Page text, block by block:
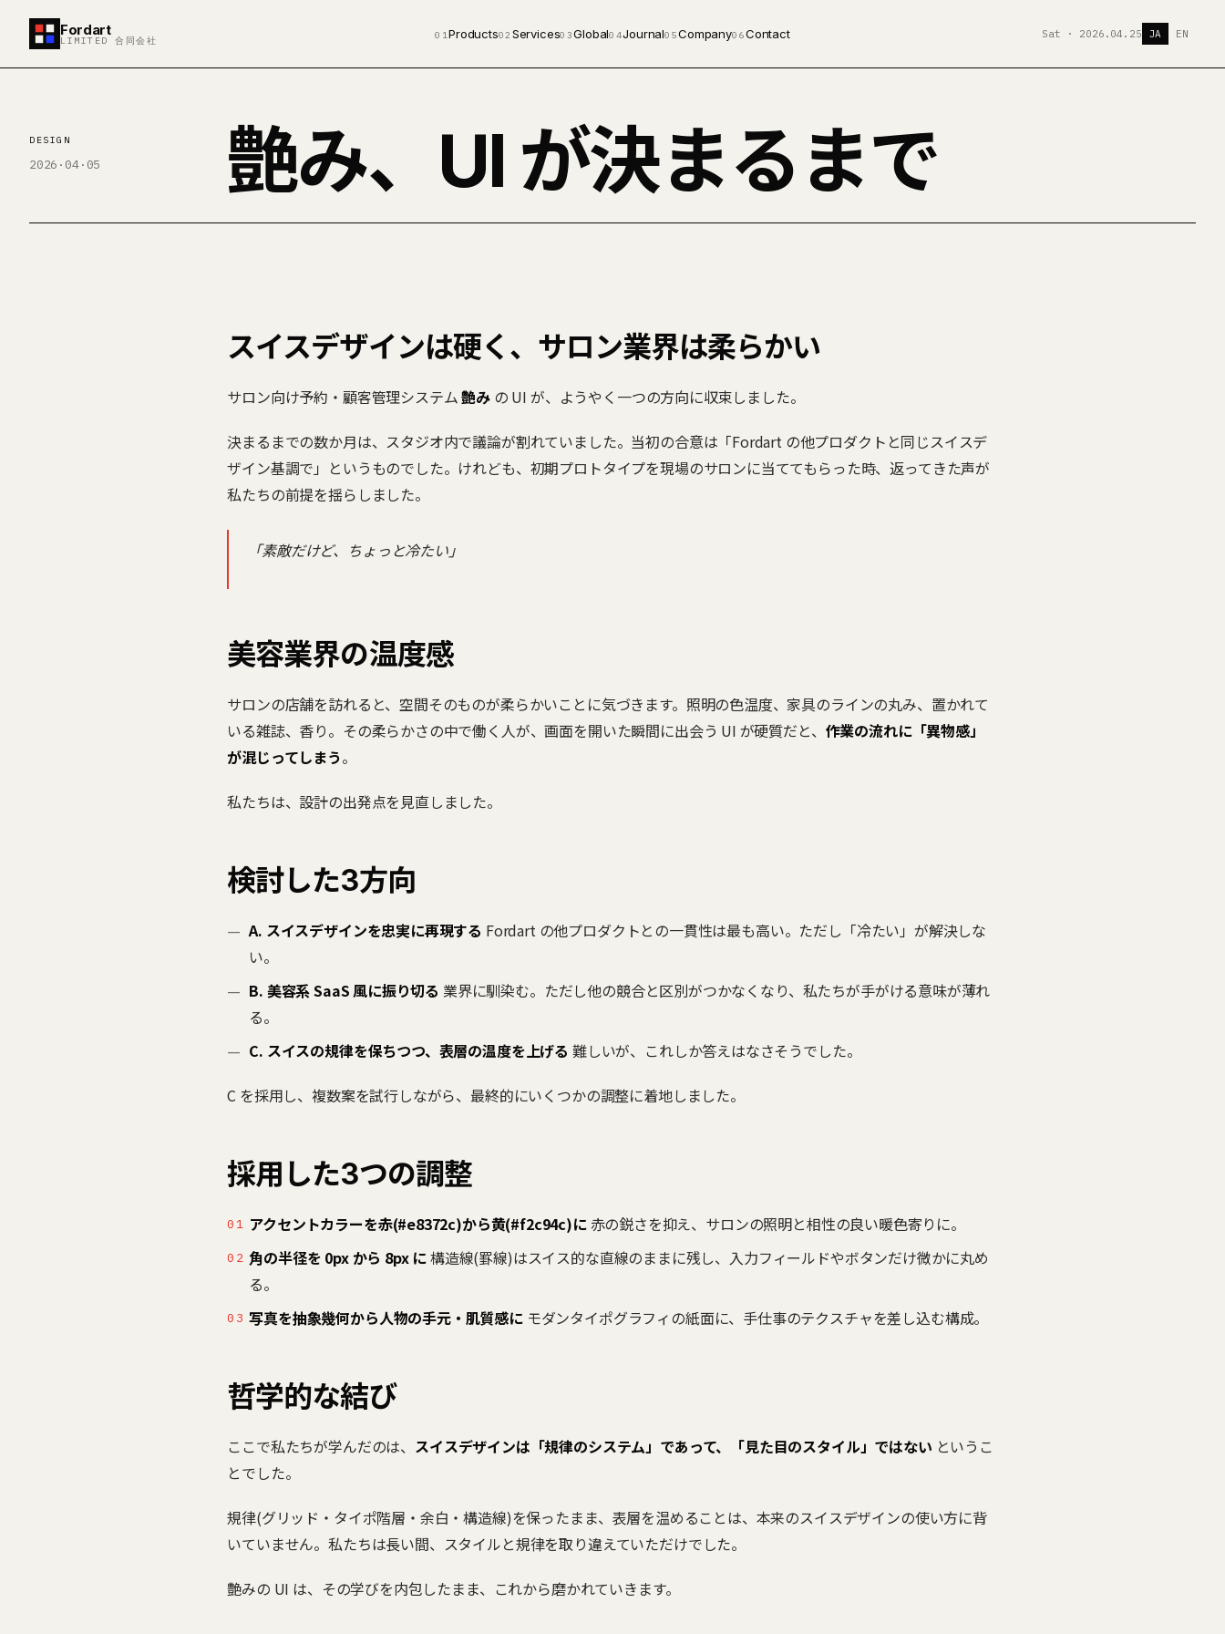
Fordart
LIMITED 合同会社 01 Products02 Services03Global04Journal05Company06Contact Sat · 2026.04.25 JA EN
DESIGN
2026·04·05 艶み、UI が決まるまで
スイスデザインは硬く、サロン業界は柔らかい
サロン向け予約・顧客管理システム艶みの UI が、ようやく一つの方向に収束しました。
決まるまでの数か月は、スタジオ内で議論が割れていました。当初の合意は「Fordart の他プロダクトと同じスイスデ
ザイン基調で」というものでした。けれども、初期プロトタイプを現場のサロンに当ててもらった時、返ってきた声が
私たちの前提を揺らしました。
「素敵だけど、ちょっと冷たい」
美容業界の温度感
サロンの店舗を訪れると、空間そのものが柔らかいことに気づきます。照明の色温度、家具のラインの丸み、置かれて
いる雑誌、香り。その柔らかさの中で働く人が、画面を開いた瞬間に出会う UI が硬質だと、 作業の流れに「異物感」
が混じってしまう。
私たちは、設計の出発点を見直しました。
検討した3方向
A. スイスデザインを忠実に再現する Fordart の他プロダクトとの一貫性は最も高い。ただし「冷たい」が解決しな
い。
B. 美容系 SaaS 風に振り切る 業界に馴染む。ただし他の競合と区別がつかなくなり、私たちが手がける意味が薄れ
る。
C. スイスの規律を保ちつつ、表層の温度を上げる 難しいが、これしか答えはなさそうでした。
C を採用し、複数案を試行しながら、最終的にいくつかの調整に着地しました。
採用した3つの調整
アクセントカラーを赤(#e8372c)から黄(#f2c94c)に赤の鋭さを抑え、サロンの照明と相性の良い暖色寄りに。
角の半径を 0px から 8px に構造線(罫線)はスイス的な直線のままに残し、入力フィールドやボタンだけ微かに丸め
る。
写真を抽象幾何から人物の手元・肌質感にモダンタイポグラフィの紙面に、手仕事のテクスチャを差し込む構成。
哲学的な結び
ここで私たちが学んだのは、 スイスデザインは「規律のシステム」であって、「見た目のスタイル」ではない というこ
とでした。
規律(グリッド・タイポ階層・余白・構造線)を保ったまま、表層を温めることは、本来のスイスデザインの使い方に背
いていません。私たちは長い間、スタイルと規律を取り違えていただけでした。
艶みの UI は、その学びを内包したまま、これから磨かれていきます。